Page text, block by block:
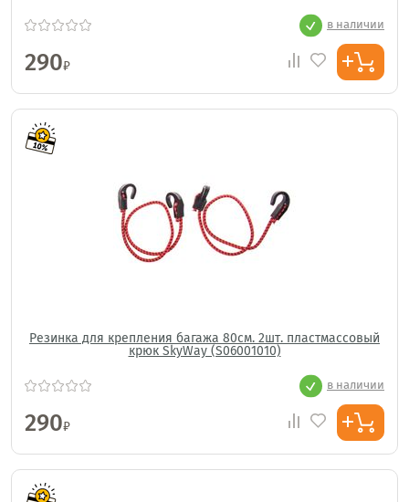
в наличии
290₽
Резинка для крепления багажа 80см. 2шт. пластмассовый
крюк SkyWay (S06001010)
в наличии
290₽